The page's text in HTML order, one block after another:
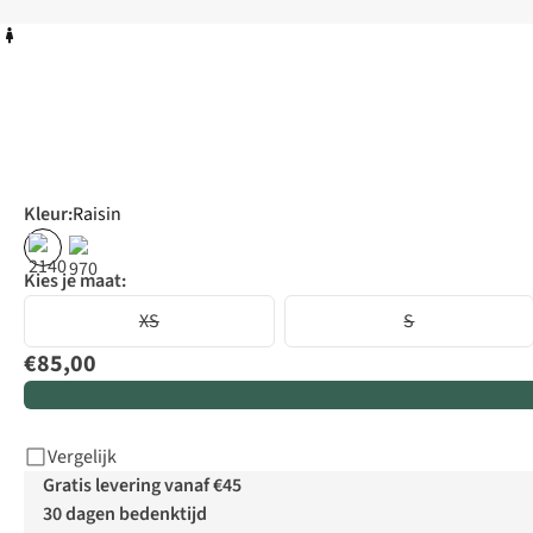
Kleur:Raisin
Kies je maat:
XS
S
€85,00
Vergelijk
Gratis levering vanaf €45
30 dagen bedenktijd